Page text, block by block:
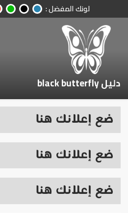
لونك المفضل :
دليل black butterfly